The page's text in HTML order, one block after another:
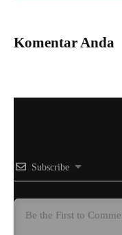
Komentar Anda
Subscribe